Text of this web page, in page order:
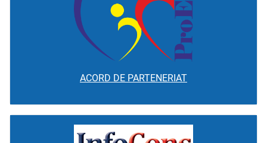
ACORD DE PARTENERIAT